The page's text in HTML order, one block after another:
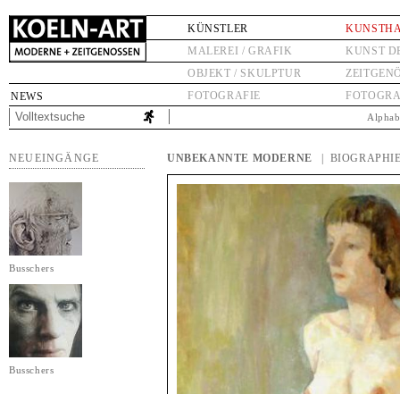
NEWS
KÜNSTLER
MALEREI / GRAFIK
OBJEKT / SKULPTUR
FOTOGRAFIE
KUNST
NEUEINGÄNGE
Busschers
Busschers
UNBEKANNTE MODERNE |